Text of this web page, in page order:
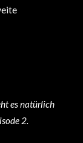
es natürlich
2.